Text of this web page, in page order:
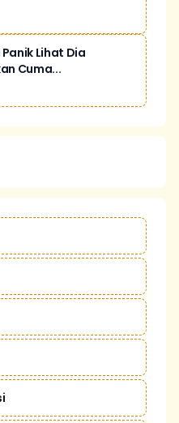
Lihat Dia
Cuma...